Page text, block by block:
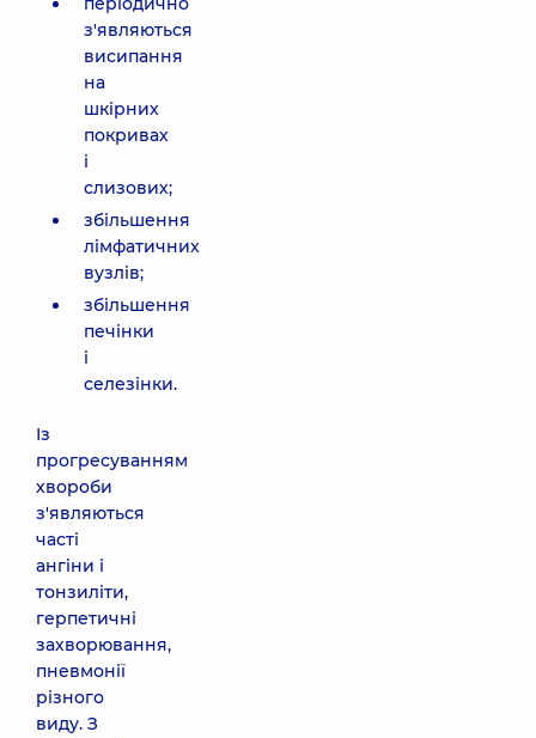
з'являються
висипання
на
шкірних
покривах
і
слизових;
збільшення
лімфатичних
вузлів;
збільшення
печінки
і
селезінки.
Із
прогресуванням
хвороби
з'являються
часті
ангіни і
тонзиліти,
герпетичні
захворювання,
пневмонії
різного
виду. З